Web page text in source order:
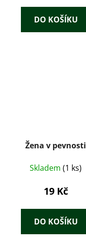
DO KOŠÍKU
Žena v pevnosti
Skladem (1 ks)
19 Kč
DO KOŠÍKU